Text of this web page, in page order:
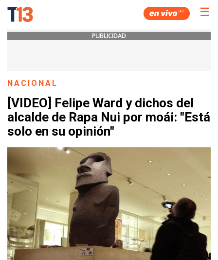
☰
PUBLICIDAD
NACIONAL
[VIDEO] Felipe Ward y dichos del
alcalde de Rapa Nui por moái: "Está
solo en su opinión"